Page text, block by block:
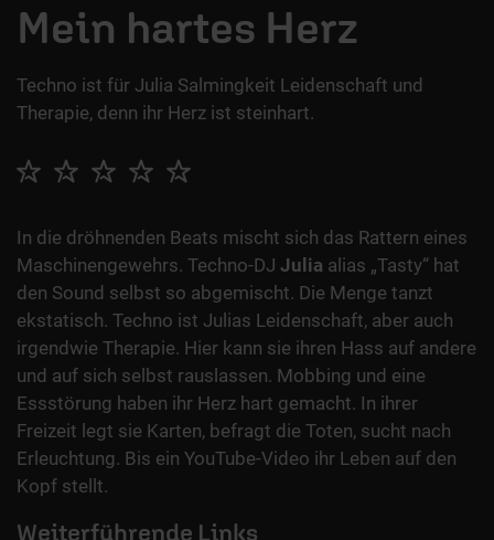
Mein hartes Herz
Techno ist für Julia Salmingkeit Leidenschaft und
Therapie, denn ihr Herz ist steinhart.
In die dröhnenden Beats mischt sich das Rattern eines
Maschinengewehrs. Techno-DJ Julia alias „Tasty“ hat
den Sound selbst so abgemischt. Die Menge tanzt
ekstatisch. Techno ist Julias Leidenschaft, aber auch
irgendwie Therapie. Hier kann sie ihren Hass auf andere
und auf sich selbst rauslassen. Mobbing und eine
Essstörung haben ihr Herz hart gemacht. In ihrer
Freizeit legt sie Karten, befragt die Toten, sucht nach
Erleuchtung. Bis ein YouTube-Video ihr Leben auf den
Kopf stellt.
Weiterführende Links